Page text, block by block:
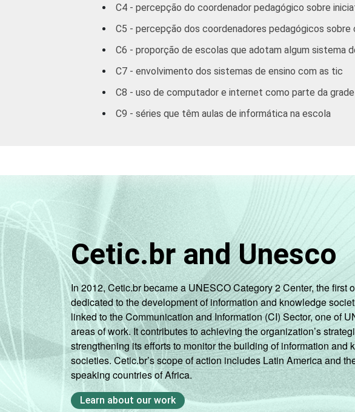
Oeste
Sudeste 63
Sul 57
59
61
Particular 66
COMPUTADOR
INSTALADO NO
LABORATÓRIO
DE INFORMÁTICA
Tem 63
Não tem 61
INTERNET
INSTALADA NO
LABORATÓRIO
DE INFORMÁTICA
Tem 62
Não tem
C4 - percepção do coordenador pedagógico sobre
C5 - percepção dos coordenadores pedagógicos
C6 - proporção de escolas que adotam algum sistema
C7 - envolvimento dos sistemas de ensino com as tic
C8 - uso de computador e internet como parte da
C9 - séries que têm aulas de informática na escola
Cetic.br and Unesco
In 2012, Cetic.br became a UNESCO Category 2 Center, the first
dedicated to the development of information and knowledge
linked to the Communication and Information (CI) Sector, one of
areas of work. It contributes to achieving the organization’s
strengthening its efforts to monitor the building of information and
societies. Cetic.br’s scope of action includes Latin America and
speaking countries of Africa.
Learn about our work